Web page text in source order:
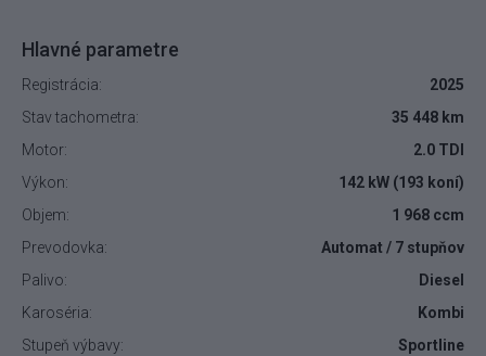
Hlavné parametre
Registrácia:
2025
Stav tachometra:
35 448 km
Motor:
2.0 TDI
Výkon:
142 kW (193 koní)
Objem:
1 968 ccm
Prevodovka:
Automat / 7 stupňov
Palivo:
Diesel
Karoséria:
Kombi
Stupeň výbavy:
Sportline